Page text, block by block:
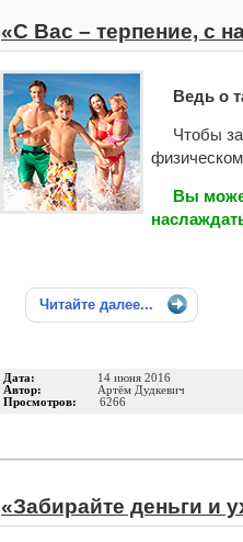
«С Вас – терпение, с
Ведь о
Чтобы
Вы
Читайте далее...
Дата: 14 июня 2016
Автор: Артём Дудкевич
Просмотров: 6266
«Забирайте деньги и